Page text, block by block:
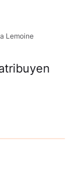
Lemoine